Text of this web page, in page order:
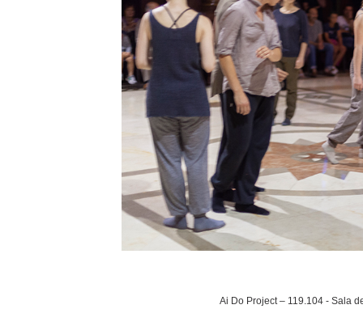
Ai Do Project – 119.104 - Sala